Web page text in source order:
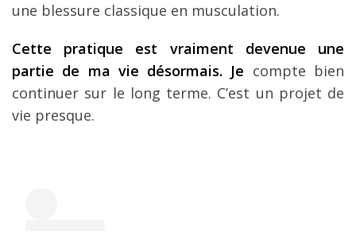
une blessure classique en musculation.
Cette pratique est vraiment devenue une
partie de ma vie désormais. Je compte bien
continuer sur le long terme. C’est un projet de
vie presque.